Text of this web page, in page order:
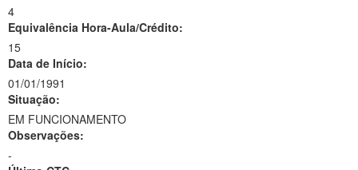
4
Equivalência Hora-Aula/Crédito:
15
Data de Início:
01/01/1991
Situação:
EM FUNCIONAMENTO
Observações:
-